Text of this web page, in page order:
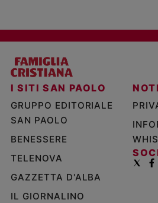
I SITI SAN PAOLO
GRUPPO EDITORIALE
SAN PAOLO
BENESSERE
TELENOVA
GAZZETTA D'ALBA
IL GIORNALINO